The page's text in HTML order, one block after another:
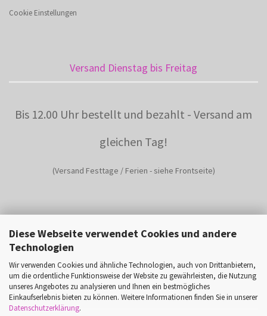
Diese Webseite verwendet Cookies und andere
Technologien
Wir verwenden Cookies und ähnliche Technologien, auch von Drittanbietern,
um die ordentliche Funktionsweise der Website zu gewährleisten, die Nutzung
unseres Angebotes zu analysieren und Ihnen ein bestmögliches
Einkaufserlebnis bieten zu können. Weitere Informationen finden Sie in unserer
Datenschutzerklärung.
Cookie Einstellungen
Versand Dienstag bis Freitag
Bis 12.00 Uhr bestellt und bezahlt - Versand am
gleichen Tag!
(Versand Festtage / Ferien - siehe Frontseite)
UNSER PARTNER